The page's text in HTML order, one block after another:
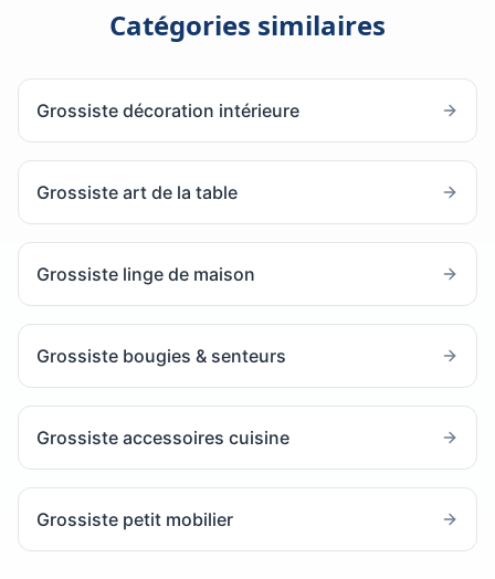
Catégories similaires
Grossiste décoration intérieure
Grossiste art de la table
Grossiste linge de maison
Grossiste bougies & senteurs
Grossiste accessoires cuisine
Grossiste petit mobilier